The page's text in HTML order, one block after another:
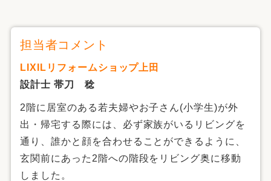
担当者コメント
LIXILリフォームショップ上田
設計士 帯刀 稔
2階に居室のある若夫婦やお子さん(小学生)が外
出・帰宅する際には、必ず家族がいるリビングを
通り、誰かと顔を合わせることができるように、
玄関前にあった2階への階段をリビング奥に移動
しました。